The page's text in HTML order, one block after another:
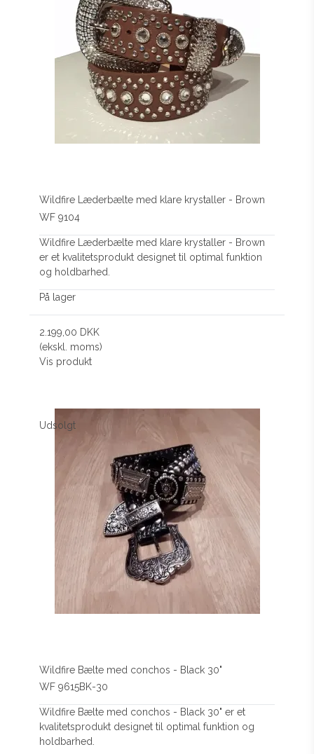
Wildfire Læderbælte med klare krystaller - Brown
WF 9104
Wildfire Læderbælte med klare krystaller - Brown
er et kvalitetsprodukt designet til optimal funktion
og holdbarhed.
På lager
2.199,00 DKK
(ekskl. moms)
Vis produkt
Udsolgt
Wildfire Bælte med conchos - Black 30"
WF 9615BK-30
Wildfire Bælte med conchos - Black 30" er et
kvalitetsprodukt designet til optimal funktion og
holdbarhed.